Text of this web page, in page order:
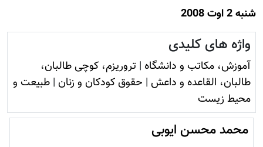
شنبه 2 اوت 2008
واژه های کلیدی
آموزش، مکاتب و دانشگاه | تروريزم، کوچی طالبان،
طالبان، القاعده و داعش | حقوق کودکان و زنان | طبیعت و
محيط زيست
محمد محسن ایوبی